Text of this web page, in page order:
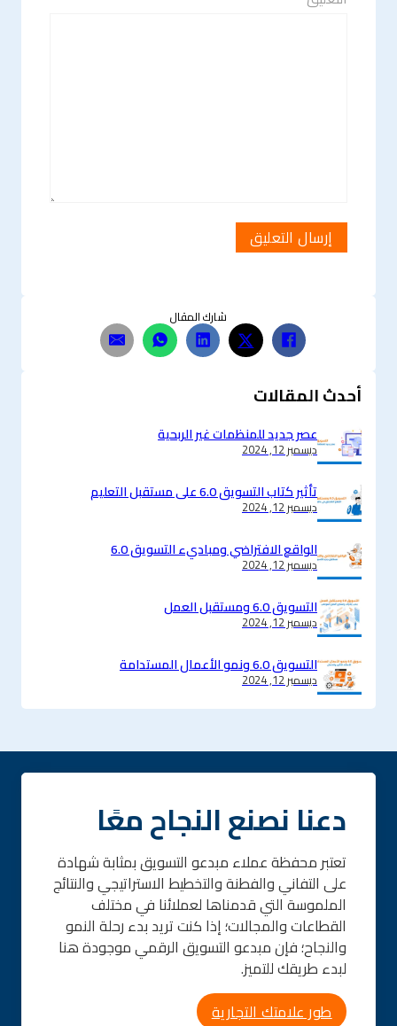
شارك المقال
أحدث المقالات
عصر جديد للمنظمات غير الربحية
ديسمبر 12, 2024
تأثير كتاب التسويق 6.0 على مستقبل التعليم
ديسمبر 12, 2024
الواقع الافتراضي ومباديء التسويق 6.0
ديسمبر 12, 2024
التسويق 6.0 ومستقبل العمل
ديسمبر 12, 2024
التسويق 6.0 ونمو الأعمال المستدامة
ديسمبر 12, 2024
دعنا نصنع النجاح معًا
تعتبر محفظة عملاء مبدعو التسويق بمثابة شهادة
على التفاني والفطنة والتخطيط الاستراتيجي والنتائج
الملموسة التي قدمناها لعملائنا في مختلف
القطاعات والمجالات؛ إذا كنت تريد بدء رحلة النمو
والنجاح؛ فإن مبدعو التسويق الرقمي موجودة هنا
لبدء طريقك للتميز.
طور علامتك التجارية